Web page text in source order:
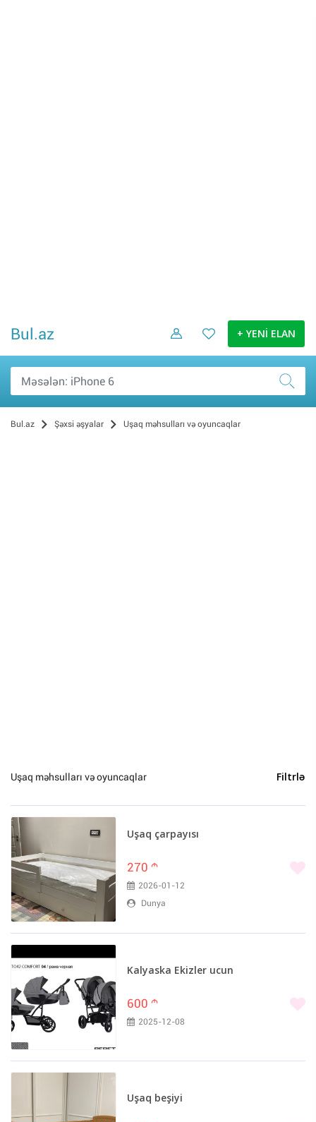
Bul.az + YENİ ELAN
Bul.az Şəxsi əşyalar Uşaq məhsulları və oyuncaqlar
Uşaq məhsulları və oyuncaqlar Filtrlə
Uşaq çarpayısı
270 m
2026-01-12
Dunya
Kalyaska Ekizler ucun
600 m
2025-12-08
Uşaq beşiyi